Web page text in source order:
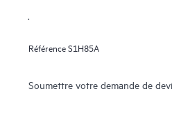
.
RéférenceS1H85A
Soumettre votre demande de